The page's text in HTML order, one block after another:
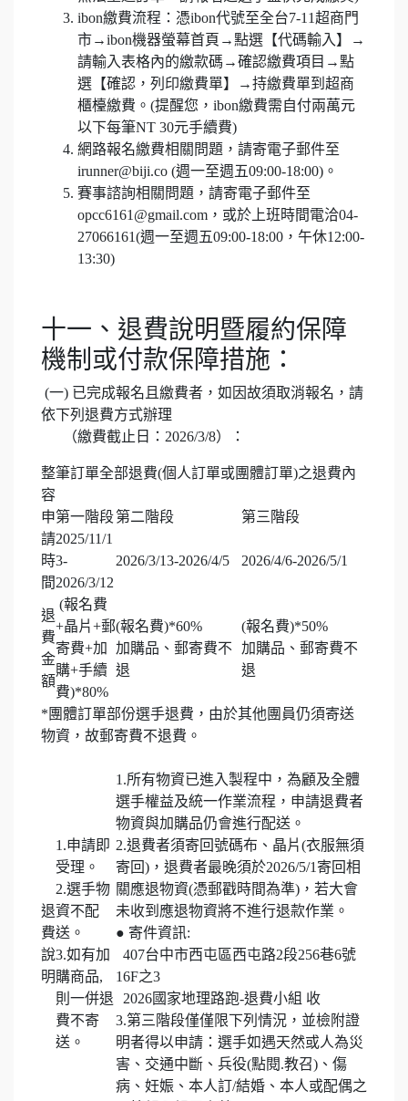
ibon繳費流程：憑ibon代號至全台7-11超商門
市→ibon機器螢幕首頁→點選【代碼輸入】→
請輸入表格內的繳款碼→確認繳費項目→點
選【確認，列印繳費單】→持繳費單到超商
櫃檯繳費。(提醒您，ibon繳費需自付兩萬元
以下每筆NT 30元手續費)
網路報名繳費相關問題，請寄電子郵件至
irunner@biji.co (週一至週五09:00-18:00)。
賽事諮詢相關問題，請寄電子郵件至
opcc6161@gmail.com，或於上班時間電洽04-
27066161(週一至週五09:00-18:00，午休12:00-
13:30)
十一、退費說明暨履約保障
機制或付款保障措施：
(一) 已完成報名且繳費者，如因故須取消報名，請
依下列退費方式辦理
（繳費截止日：2026/3/8）：
整筆訂單全部退費(個人訂單或團體訂單)之退費內
容
申
請
時
間
第一階段第二階段
第三階段
2025/11/1
3-
2026/3/12
2026/3/13-2026/4/5 2026/4/6-2026/5/1
退
費
金
額
(報名費
+晶片+郵
寄費+加
購+手續
費)*80%
(報名費)*60%
加購品、郵寄費不
退
(報名費)*50%
加購品、郵寄費不
退
*團體訂單部份選手退費，由於其他團員仍須寄送
物資，故郵寄費不退費。
退
費
說
明
1.申請即
受理。
2.選手物
資不配
送。
3.如有加
購商品,
則一併退
費不寄
送。
1.所有物資已進入製程中，為顧及全體
選手權益及統一作業流程，申請退費者
物資與加購品仍會進行配送。
2.退費者須寄回號碼布、晶片(衣服無須
寄回)，退費者最晚須於2026/5/1寄回相
關應退物資(憑郵戳時間為準)，若大會
未收到應退物資將不進行退款作業。
● 寄件資訊:
407台中市西屯區西屯路2段256巷6號
16F之3
2026國家地理路跑-退費小組 收
3.第三階段僅僅限下列情況，並檢附證
明者得以申請：選手如遇天然或人為災
害、交通中斷、兵役(點閱.教召)、傷
病、妊娠、本人訂/結婚、本人或配偶之